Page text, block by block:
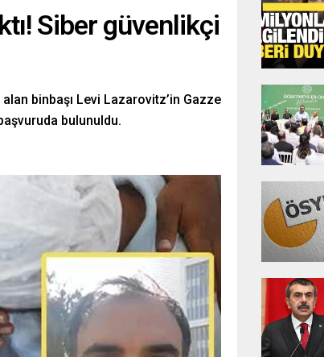
Siber güvenlikçi
binbaşı Levi Lazarovitz’in Gazze
bulunuldu.